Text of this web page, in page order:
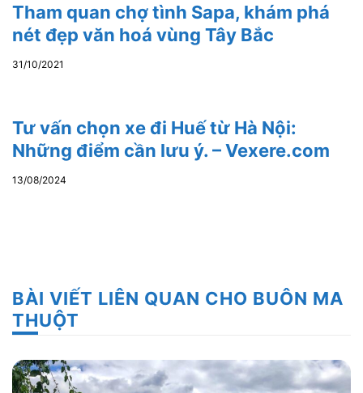
Tham quan chợ tình Sapa, khám phá
nét đẹp văn hoá vùng Tây Bắc
31/10/2021
Tư vấn chọn xe đi Huế từ Hà Nội:
Những điểm cần lưu ý. – Vexere.com
13/08/2024
BÀI VIẾT LIÊN QUAN CHO BUÔN MA
THUỘT